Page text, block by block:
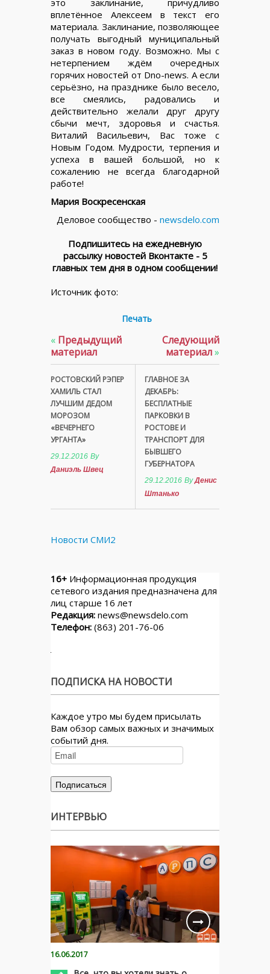
это заклинание, причудливо
вплетённое Алексеем в текст его
материала. Заклинание, позволяющее
получать выгодный муниципальный
заказ в новом году. Возможно. Мы с
нетерпением ждём очередных
горячих новостей от Dno-news. А если
серьёзно, на празднике было весело,
все смеялись, радовались и
действительно желали друг другу
сбычи мечт, здоровья и счастья.
Виталий Васильевич, Вас тоже с
Новым Годом. Мудрости, терпения и
успеха в вашей большой, но к
сожалению не всегда благодарной
работе!
Мария Воскресенская
Деловое сообщество - newsdelo.com
Подпишитесь на ежедневную
рассылку новостей Вконтакте - 5
главных тем дня в одном сообщении!
Источник фото:
Печать
« Предыдущий
материал
РОСТОВСКИЙ РЭПЕР
ХАМИЛЬ СТАЛ
ЛУЧШИМ ДЕДОМ
МОРОЗОМ
«ВЕЧЕРНЕГО
УРГАНТА»
29.12.2016 By
Даниэль Швец
Следующий
материал»
ГЛАВНОЕ ЗА
ДЕКАБРЬ:
БЕСПЛАТНЫЕ
ПАРКОВКИ В
РОСТОВЕ И
ТРАНСПОРТ ДЛЯ
БЫВШЕГО
ГУБЕРНАТОРА
29.12.2016 ByДенис
Штанько
Новости СМИ2
16+ Информационная продукция
сетевого издания предназначена для
лиц старше 16 лет
Редакция: news@newsdelo.com
Телефон: (863) 201-76-06
ПОДПИСКА НА НОВОСТИ
Каждое утро мы будем присылать
Вам обзор самых важных и значимых
событий дня.
ИНТЕРВЬЮ
16.06.2017